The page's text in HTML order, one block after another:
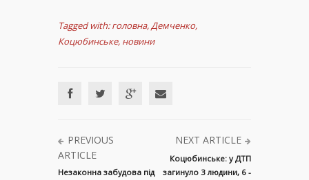
Tagged with: головна,Демченко,
Коцюбинське, новини
PREVIOUS
ARTICLE
Незаконна забудова під
NEXT ARTICLE
Коцюбинське: у ДТП
загинуло 3 людини, 6 -